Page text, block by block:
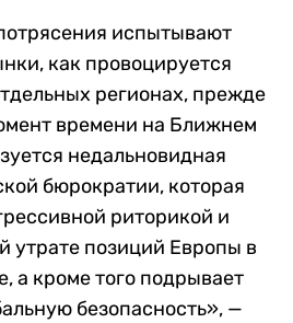
испытывают
как провоцируется
регионах, прежде
времени на Ближнем
недальновидная
бюрократии, которая
риторикой и
утрате позиций Европы в
а кроме того подрывает
безопасность», —